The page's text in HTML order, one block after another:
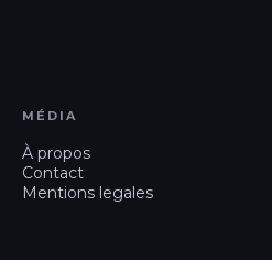
MÉDIA
À propos
Contact
Mentions legales